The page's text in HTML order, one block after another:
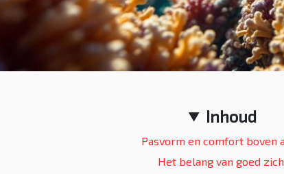
Inhoud
Pasvorm en comfort boven
Het belang van goed